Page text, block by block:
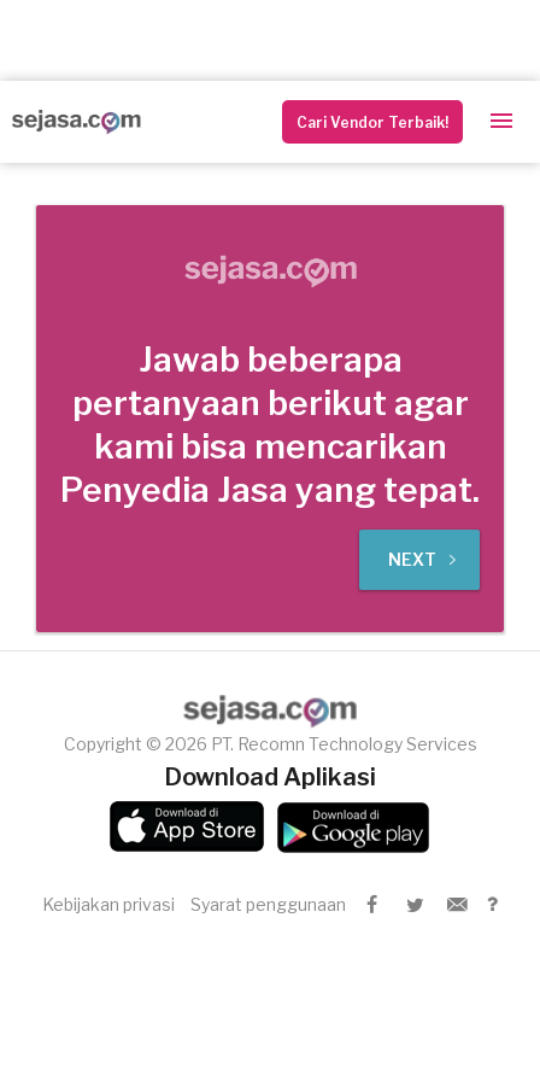
Cari Vendor Terbaik!
Jawab beberapa
pertanyaan berikut agar
kami bisa mencarikan
Penyedia Jasa yang tepat.
NEXT
Copyright © 2026 PT. Recomn Technology Services
Download Aplikasi
Kebijakan privasi Syarat penggunaan